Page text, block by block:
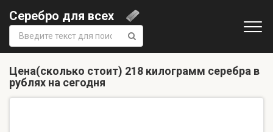
Серебро для всех
Поиск:
Цена(сколько стоит) 218 килограмм серебра в
рублях на сегодня